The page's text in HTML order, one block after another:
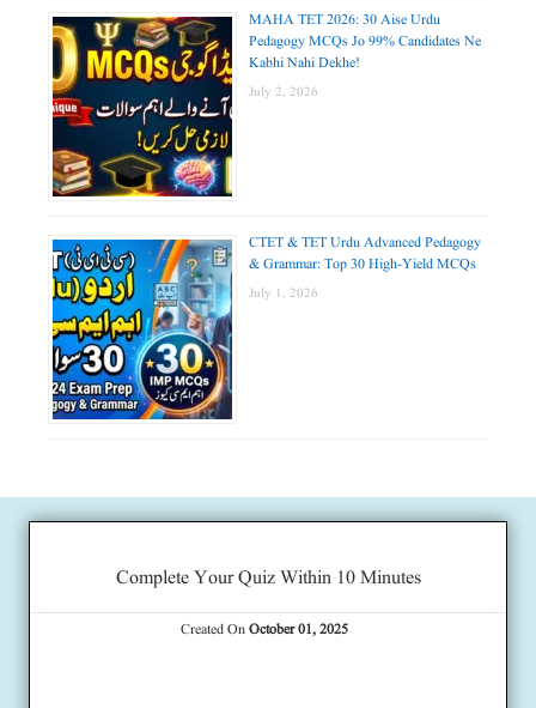
MAHA TET 2026: 30 Aise Urdu
Pedagogy MCQs Jo 99% Candidates Ne
Kabhi Nahi Dekhe!
July 2, 2026
CTET & TET Urdu Advanced Pedagogy
& Grammar: Top 30 High-Yield MCQs
July 1, 2026
Complete Your Quiz Within 10 Minutes
Created OnOctober 01, 2025